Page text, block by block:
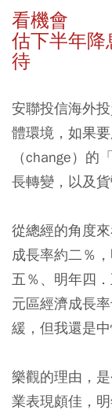
看機會
估下半年
待
安聯投信海外
體環境，如果
（change）的
長轉變，以及貨
從總經的角度來
成長率約二％
五％、明年四
元區經濟成長
緩，但我還是中
樂觀的理由，
業表現頗佳，